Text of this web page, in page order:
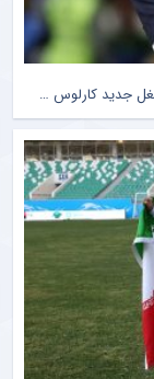
واکنش معنادار سردار آزمون و علیرضا جهانبخش به شغل جدید کارلوس کی روش